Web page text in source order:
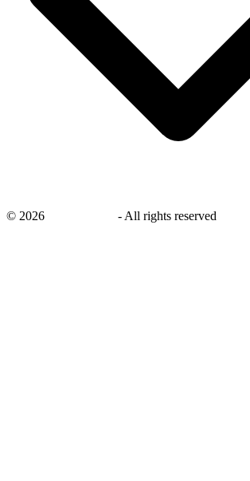
© 2026 - All rights reserved